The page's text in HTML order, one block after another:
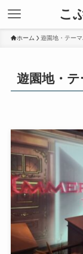
こ
ホーム 遊園地・テーマ
遊園地・